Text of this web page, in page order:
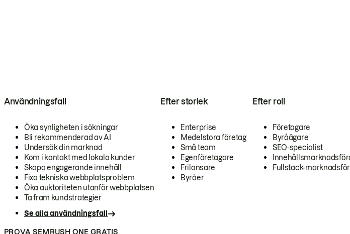
Användningsfall
Öka synligheten i sökningar
Bli rekommenderad av AI
Undersök din marknad
Kom i kontakt med lokala kunder
Skapa engagerande innehåll
Fixa tekniska webbplatsproblem
Öka auktoriteten utanför webbplatsen
Ta fram kundstrategier
Se alla användningsfall
Efter storlek
Enterprise
Medelstora företag
Små team
Egenföretagare
Frilansare
Byråer
Efter roll
Företagare
Byråägare
SEO-specialist
Fullstack-
PROVA SEMRUSH ONE GRATIS